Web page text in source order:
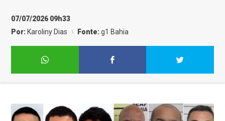
07/07/2026 09h33
Por: Karoliny Dias Fonte:g1 Bahia